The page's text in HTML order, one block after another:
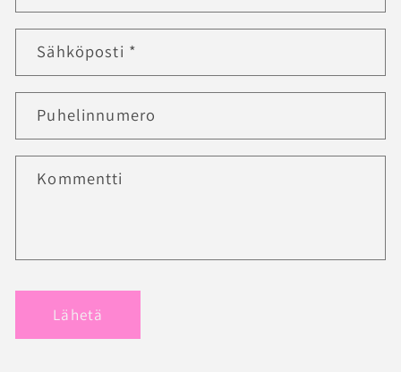
Sähköposti *
Puhelinnumero
Kommentti
Lähetä